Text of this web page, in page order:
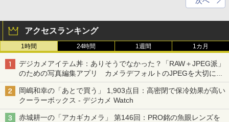
アクセスランキング
1時間 24時間 1週間 1カ月
デジカメアイテム丼：ありそうでなかった？「RAW＋JPEG派」
のための写真編集アプリ カメラデフォルトのJPEGを大切にす
る「Filmator」
岡嶋和幸の「あとで買う」 1,903点目：高密閉で保冷効果が高い
クーラーボックス - デジカメ Watch
赤城耕一の「アカギカメラ」 第146回：PRO銘の魚眼レンズを